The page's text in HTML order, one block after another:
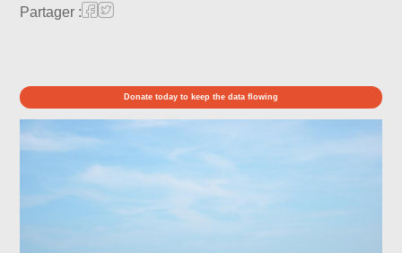
Partager :
Donate today to keep the data flowing